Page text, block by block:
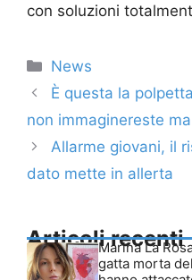
con soluzioni
Categorie
News
È questa la
non immaginereste
Allarme giovani, il
dato mette in allerta
Articoli recenti
Marina La
gatta morta